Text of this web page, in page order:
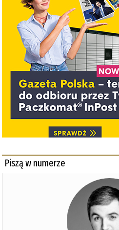
Piszą w numerze